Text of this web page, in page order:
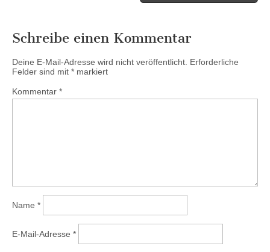
Schreibe einen Kommentar
Deine E-Mail-Adresse wird nicht veröffentlicht. Erforderliche
Felder sind mit * markiert
Kommentar *
Name *
E-Mail-Adresse *